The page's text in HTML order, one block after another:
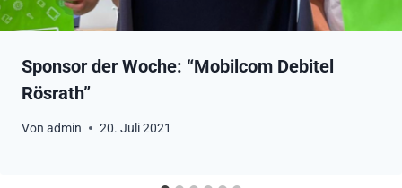
Sponsor der Woche: “Mobilcom Debitel
Rösrath”
Von admin 20. Juli 2021